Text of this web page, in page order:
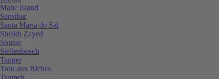
Mahe Island
Sansibar
Santa Maria do Sal
Sheikh Zayed
Sousse
Stellenbosch
Tanger
Trou aux Biches
Tsumeb